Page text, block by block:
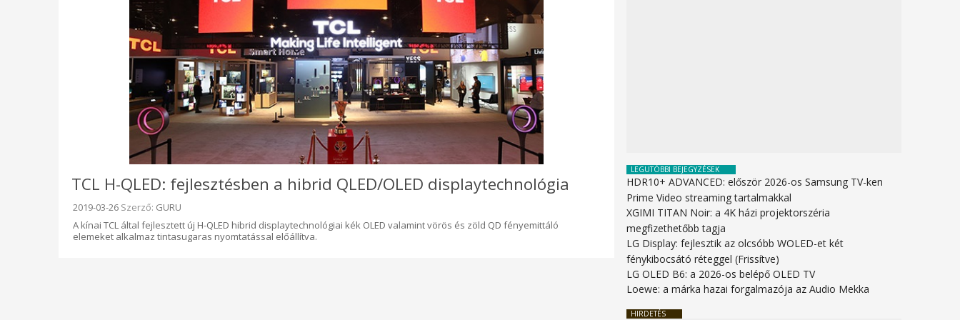
TCL H-QLED: fejlesztésben a hibrid QLED/OLED displaytechnológia
Beküldve:
2019-03-26 Szerző: GURU
A kínai TCL által fejlesztett új H-QLED hibrid displaytechnológiai kék OLED valamint vörös és zöld QD fényemittáló
elemeket alkalmaz tintasugaras nyomtatással előállítva.
LEGUTÓBBI BEJEGYZÉSEK
HDR10+ ADVANCED: először 2026-os Samsung TV-ken
Prime Video streaming tartalmakkal
XGIMI TITAN Noir: a 4K házi projektorszéria
megfizethetőbb tagja
LG Display: fejlesztik az olcsóbb WOLED-et két
fénykibocsátó réteggel (Frissítve)
LG OLED B6: a 2026-os belépő OLED TV
Loewe: a márka hazai forgalmazója az Audio Mekka
HIRDETÉS